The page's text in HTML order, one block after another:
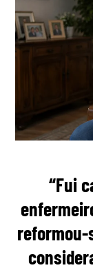
“Fui
reformou-